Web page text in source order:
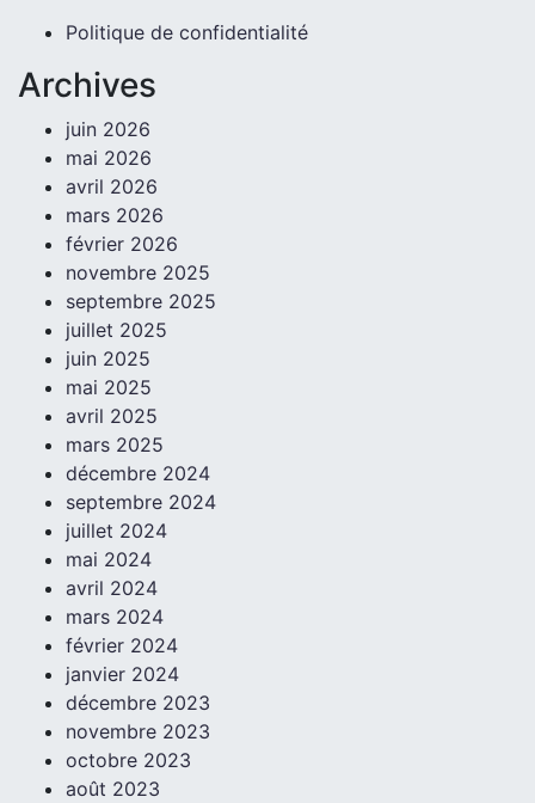
Politique de confidentialité
Archives
juin 2026
mai 2026
avril 2026
mars 2026
février 2026
novembre 2025
septembre 2025
juillet 2025
juin 2025
mai 2025
avril 2025
mars 2025
décembre 2024
septembre 2024
juillet 2024
mai 2024
avril 2024
mars 2024
février 2024
janvier 2024
décembre 2023
novembre 2023
octobre 2023
août 2023